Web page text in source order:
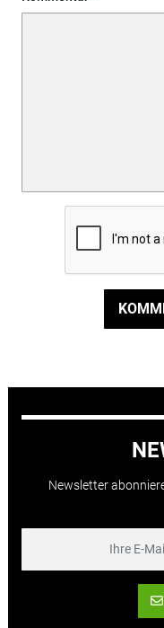
Newsletter